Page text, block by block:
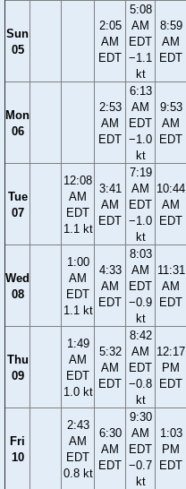
Sun
05
2:05
AM
EDT
5:08
AM
EDT
−1.1
kt
8:59
AM
EDT
Mon
06
2:53
AM
EDT
6:13
AM
EDT
−1.0
kt
9:53
AM
EDT
Tue
07
12:08
AM
EDT
1.1 kt
3:41
AM
EDT
7:19
AM
EDT
−1.0
kt
10:44
AM
EDT
Wed
08
1:00
AM
EDT
1.1 kt
4:33
AM
EDT
8:03
AM
EDT
−0.9
kt
11:31
AM
EDT
Thu
09
1:49
AM
EDT
1.0 kt
5:32
AM
EDT
8:42
AM
EDT
−0.8
kt
12:17
PM
EDT
Fri
10
2:43
AM
EDT
0.8 kt
6:30
AM
EDT
9:30
AM
EDT
−0.7
kt
1:03
PM
EDT